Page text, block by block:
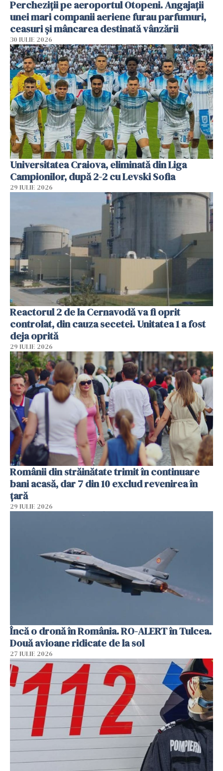
Percheziții pe aeroportul Otopeni. Angajații
unei mari companii aeriene furau parfumuri,
ceasuri și mâncarea destinată vânzării
30 IULIE 2026
Universitatea Craiova, eliminată din Liga
Campionilor, după 2-2 cu Levski Sofia
29 IULIE 2026
Reactorul 2 de la Cernavodă va fi oprit
controlat, din cauza secetei. Unitatea 1 a fost
deja oprită
29 IULIE 2026
Românii din străinătate trimit în continuare
bani acasă, dar 7 din 10 exclud revenirea în
țară
29 IULIE 2026
Încă o dronă în România. RO-ALERT în Tulcea.
Două avioane ridicate de la sol
27 IULIE 2026